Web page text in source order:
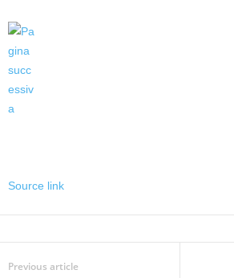
Source link
Previous article